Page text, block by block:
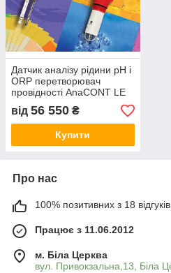
Датчик аналізу рідини pH і
ORP перетворювач
провідності AnaCONT LE
від 56 550 ₴
Купити
Про нас
100% позитивних з 18 відгуків
Працює з 11.06.2012
м. Біла Церква
вул. Привокзальна,13, Біла